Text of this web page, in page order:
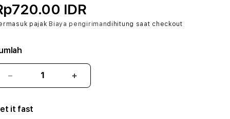
IDR
pajak Biaya pengirimandihitung saat checkout
Kurangi
jumlah
188SPESIAL
Tambah
jumlah
it fast